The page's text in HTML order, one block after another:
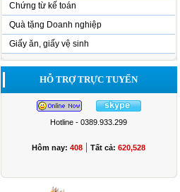
Chứng từ kế toán
Quà tặng Doanh nghiệp
Giấy ăn, giấy vệ sinh
HỖ TRỢ TRỰC TUYẾN
Hotline - 0389.933.299
Hôm nay: 408 | Tất cả: 620,528